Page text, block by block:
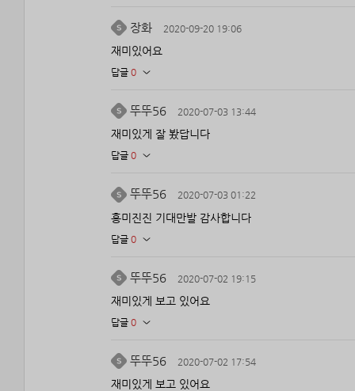
장화 2020-09-20 19:06
재미있어요
답글 0
뚜뚜56 2020-07-03 13:44
재미있게 잘 봤답니다
답글 0
뚜뚜56 2020-07-03 01:22
흥미진진 기대만발 감사합니다
답글 0
뚜뚜56 2020-07-02 19:15
재미있게 보고 있어요
답글 0
뚜뚜56 2020-07-02 17:54
재미있게 보고 있어요